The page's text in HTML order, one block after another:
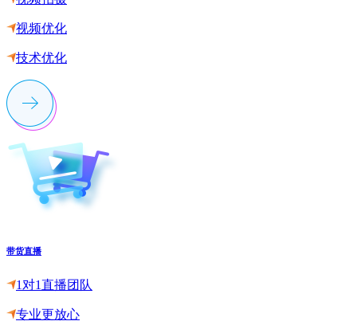
视频优化
技术优化
带货直播
1对1直播团队
专业更放心